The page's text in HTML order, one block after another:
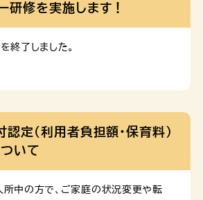
研修を実施します！
終了しました。
認定（利用者負担額・保育料）
いて
中の方で、ご家庭の状況変更や転